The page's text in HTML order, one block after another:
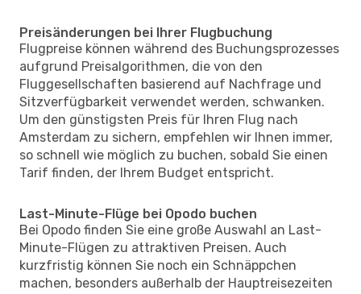
Preisänderungen bei Ihrer Flugbuchung
Flugpreise können während des Buchungsprozesses
aufgrund Preisalgorithmen, die von den
Fluggesellschaften basierend auf Nachfrage und
Sitzverfügbarkeit verwendet werden, schwanken.
Um den günstigsten Preis für Ihren Flug nach
Amsterdam zu sichern, empfehlen wir Ihnen immer,
so schnell wie möglich zu buchen, sobald Sie einen
Tarif finden, der Ihrem Budget entspricht.
Last-Minute-Flüge bei Opodo buchen
Bei Opodo finden Sie eine große Auswahl an Last-
Minute-Flügen zu attraktiven Preisen. Auch
kurzfristig können Sie noch ein Schnäppchen
machen, besonders außerhalb der Hauptreisezeiten